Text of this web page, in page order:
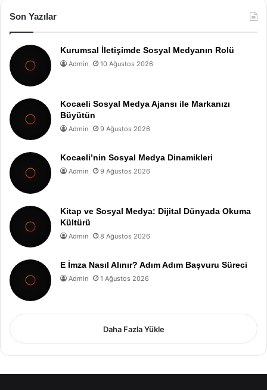
Son Yazılar
Kurumsal İletişimde Sosyal Medyanın Rolü
Admin 10 Ağustos 2026
Kocaeli Sosyal Medya Ajansı ile Markanızı
Büyütün
Admin 9 Ağustos 2026
Kocaeli’nin Sosyal Medya Dinamikleri
Admin 9 Ağustos 2026
Kitap ve Sosyal Medya: Dijital Dünyada Okuma
Kültürü
Admin 8 Ağustos 2026
E İmza Nasıl Alınır? Adım Adım Başvuru Süreci
Admin 1 Ağustos 2026
Daha Fazla Yükle